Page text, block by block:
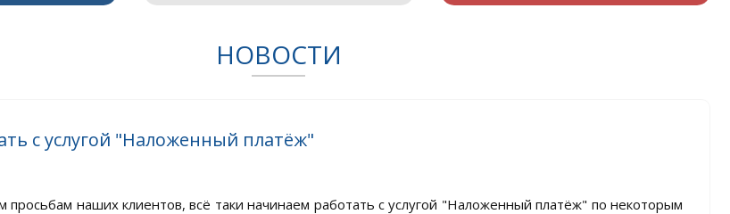
НОВОСТИ
с услугой "Наложенный платёж"
просьбам наших клиентов, всё таки начинаем работать с услугой "Наложенный платёж" по некоторым